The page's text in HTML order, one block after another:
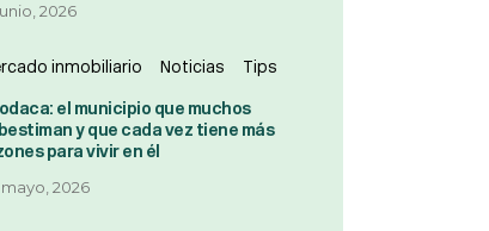
2026
inmobiliario Noticias Tips
el municipio que muchos
y que cada vez tiene más
para vivir en él
2026